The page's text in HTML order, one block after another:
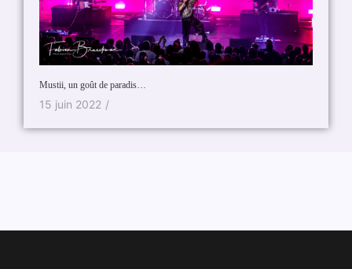
Mustii, un goût de paradis…
15 juin 2022 /